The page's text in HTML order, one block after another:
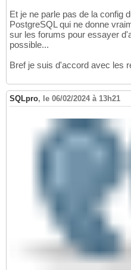
Et je ne parle pas de la config
PostgreSQL qui ne donne
sur les forums pour essayer
possible...
Bref je suis d'accord avec les
SQLpro, le 06/02/2024 à 13h21